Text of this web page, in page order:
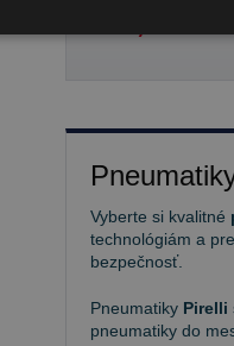
Vyberte si kvalitné
technológiám a
bezpečnosť.
Pneumatiky Pirelli
pneumatiky do